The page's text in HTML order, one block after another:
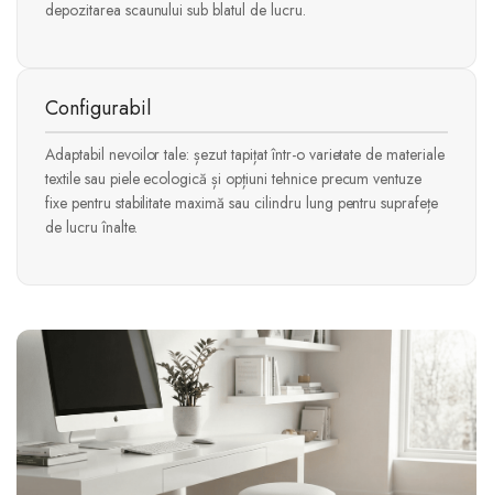
depozitarea scaunului sub blatul de lucru.
Configurabil
Adaptabil nevoilor tale: șezut tapițat într-o varietate de materiale
textile sau piele ecologică și opțiuni tehnice precum ventuze
fixe pentru stabilitate maximă sau cilindru lung pentru suprafețe
de lucru înalte.